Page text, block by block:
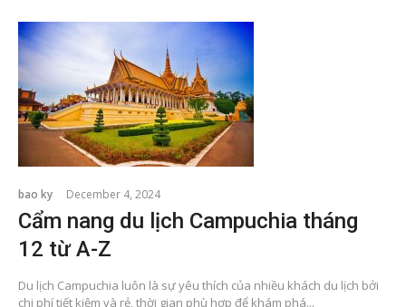
bao ky December 4, 2024
Cẩm nang du lịch Campuchia tháng
12 từ A-Z
Du lịch Campuchia luôn là sự yêu thích của nhiều khách du lịch bởi
chi phí tiết kiệm và rẻ, thời gian phù hợp để khám phá...